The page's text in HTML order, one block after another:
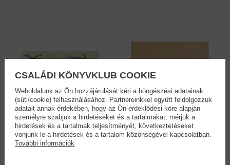
CSALÁDI KÖNYVKLUB COOKIE
Weboldalunk az Ön hozzájárulását kéri a böngészési adatainak
(süti/cookie) felhasználásához. Partnereinkkel együtt feldolgozzuk
adatait annak érdekében, hogy az Ön érdeklődési köre alapján
személyre szabjuk a hirdetéseket és a tartalmakat, mérjük a
hirdetések és a tartalmak teljesítményét, következtetéseket
vonjunk le a hirdetések és a tartalom közönségével kapcsolatban.
További információk